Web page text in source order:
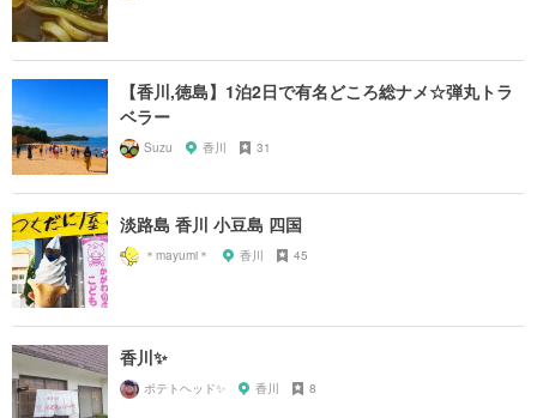
【香川,徳島】1泊2日で有名どころ総ナメ☆弾丸トラ
ベラー
Suzu 香川 31
淡路島 香川 小豆島 四国
＊mayumi＊ 香川 45
香川✨
ポテトヘッド✨ 香川 8